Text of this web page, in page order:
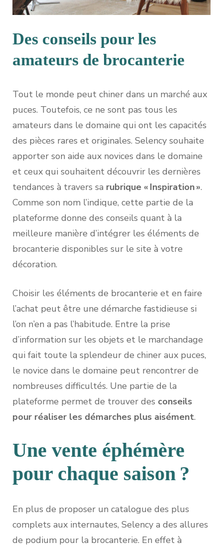
Des conseils pour les
amateurs de brocanterie
Tout le monde peut chiner dans un marché aux
puces. Toutefois, ce ne sont pas tous les
amateurs dans le domaine qui ont les capacités
des pièces rares et originales. Selency souhaite
apporter son aide aux novices dans le domaine
et ceux qui souhaitent découvrir les dernières
tendances à travers sa rubrique « Inspiration ».
Comme son nom l’indique, cette partie de la
plateforme donne des conseils quant à la
meilleure manière d’intégrer les éléments de
brocanterie disponibles sur le site à votre
décoration.
Choisir les éléments de brocanterie et en faire
l’achat peut être une démarche fastidieuse si
l’on n’en a pas l’habitude. Entre la prise
d’information sur les objets et le marchandage
qui fait toute la splendeur de chiner aux puces,
le novice dans le domaine peut rencontrer de
nombreuses difficultés. Une partie de la
plateforme permet de trouver des conseils
pour réaliser les démarches plus aisément.
Une vente éphémère
pour chaque saison ?
En plus de proposer un catalogue des plus
complets aux internautes, Selency a des allures
de podium pour la brocanterie. En effet à